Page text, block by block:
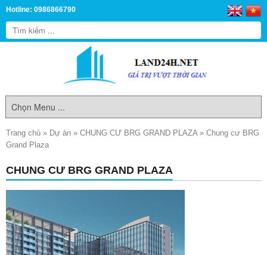
Hotline: 0986866790
Trang chủ » Dự án » CHUNG CƯ BRG GRAND PLAZA» Chung cư BRG
Grand Plaza
CHUNG CƯ BRG GRAND PLAZA